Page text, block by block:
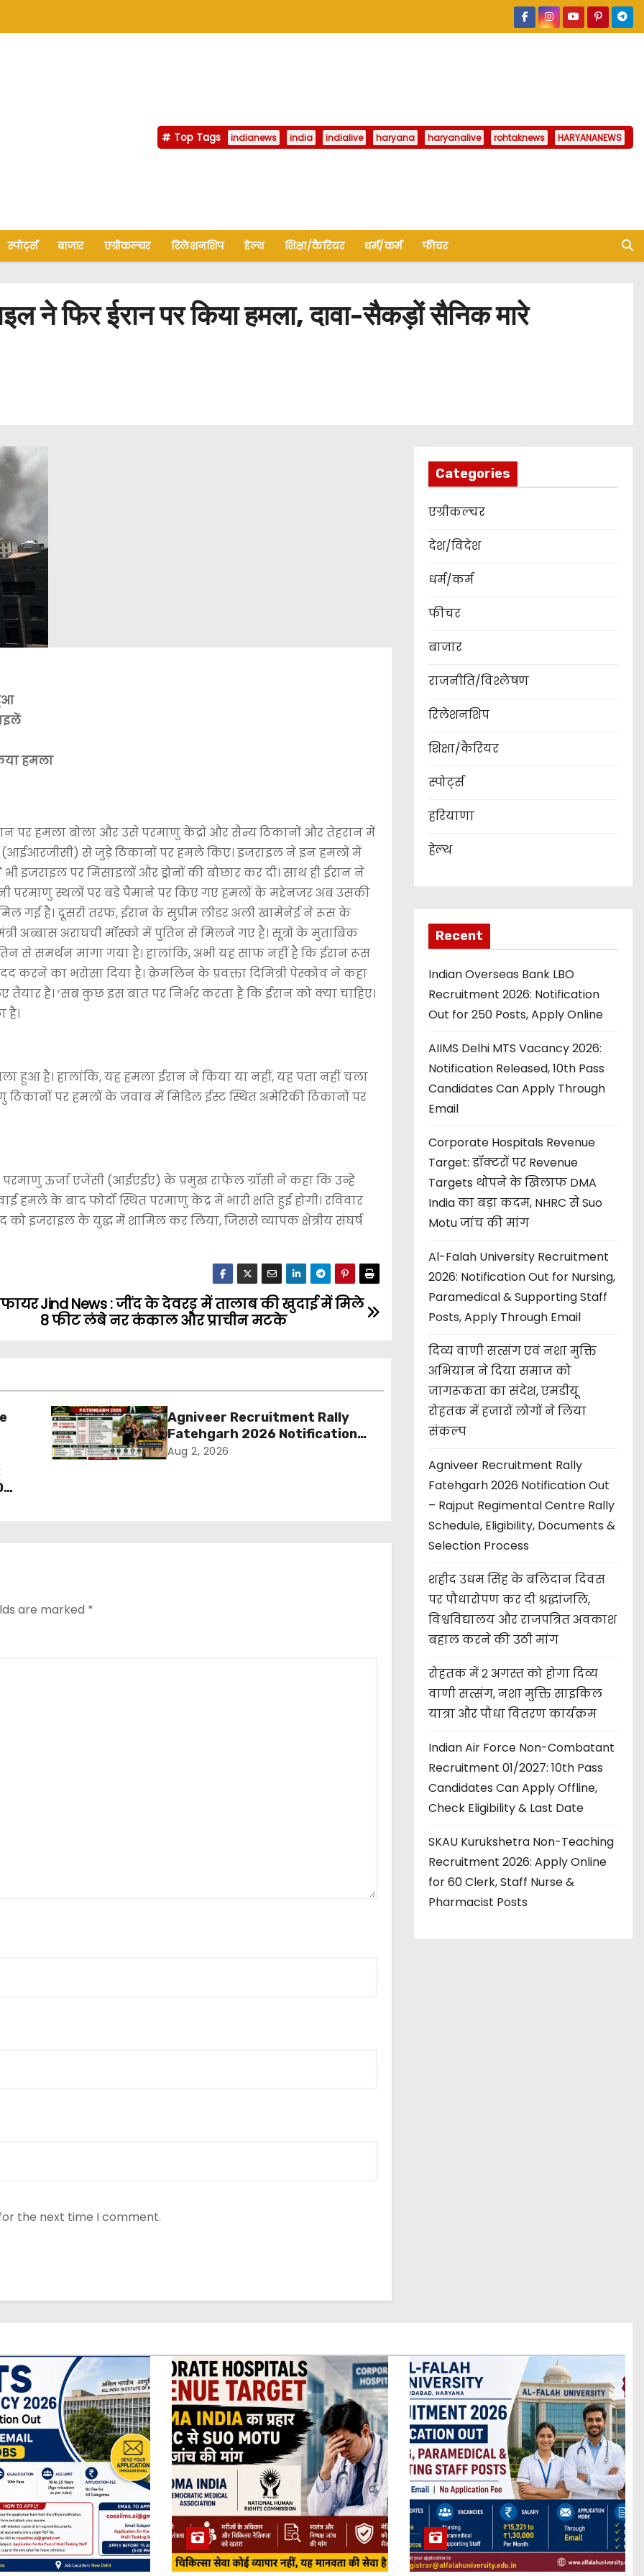
Top Tags indianews india indialive haryana haryanalive rohtaknews HARYANANEWS
स्पोर्ट्स बाजार एग्रीकल्चर रिलेशनशिप हेल्थ शिक्षा/कैरियर धर्म/कर्म फीचर
फिर ईरान पर किया हमला, दावा-सैकड़ों सैनिक मारे
हमला
पर हमला बोला और उसे परमाणु केंद्रों और सैन्य ठिकानों और तेहरान में
(आईआरजीसी) से जुड़े ठिकानों पर हमले किए। इजराइल ने इन हमलों में
इजराइल पर मिसाइलों और ड्रोनों की बौछार कर दी। साथ ही ईरान ने
परमाणु स्थलों पर बड़े पैमाने पर किए गए हमलों के मद्देनजर अब उसकी
गई है। दूसरी तरफ, ईरान के सुप्रीम लीडर अली खामेनेई ने रूस के
अब्बास अराघची मॉस्को में पुतिन से मिलने गए हैं। सूत्रों के मुताबिक
से समर्थन मांगा गया है। हालांकि, अभी यह साफ नहीं है कि ईरान रूस
का भरोसा दिया है। क्रेमलिन के प्रवक्ता दिमित्री पेस्कोव ने कहा
हैं। ‘सब कुछ इस बात पर निर्भर करता है कि ईरान को क्या चाहिए।
है।
हुआ है। हालांकि, यह हमला ईरान ने किया या नहीं, यह पता नहीं चला
ठिकानों पर हमलों के जवाब में मिडिल ईस्ट स्थित अमेरिकी ठिकानों पर
परमाणु ऊर्जा एजेंसी (आईएईए) के प्रमुख राफेल ग्रॉसी ने कहा कि उन्हें
के बाद फोर्दो स्थित परमाणु केंद्र में भारी क्षति हुई होगी। रविवार
इजराइल के युद्ध में शामिल कर लिया, जिससे व्यापक क्षेत्रीय संघर्ष
Jind News : जींद के देवरड़ में तालाब की खुदाई में मिले
8 फीट लंबे नर कंकाल और प्राचीन मटके
का
Agniveer Recruitment Rally
Fatehgarh 2026 Notification
Out – Rajput Regimental Centre
Aug 2, 2026
are marked *
the next time I comment.
Categories
एग्रीकल्चर
देश/विदेश
धर्म/कर्म
फीचर
बाजार
राजनीति/विश्लेषण
रिलेशनशिप
शिक्षा/कैरियर
स्पोर्ट्स
हरियाणा
हेल्थ
Recent
Indian Overseas Bank LBO
Recruitment 2026: Notification
Out for 250 Posts, Apply Online
AIIMS Delhi MTS Vacancy 2026:
Notification Released, 10th Pass
Candidates Can Apply Through
Email
Corporate Hospitals Revenue
Target: डॉक्टरों पर Revenue
Targets थोपने के खिलाफ DMA
India का बड़ा कदम, NHRC से Suo
Motu जांच की मांग
Al-Falah University Recruitment
2026: Notification Out for Nursing,
Paramedical & Supporting Staff
Posts, Apply Through Email
दिव्य वाणी सत्संग एवं नशा मुक्ति
अभियान ने दिया समाज को
जागरूकता का संदेश, एमडीयू
रोहतक में हजारों लोगों ने लिया
संकल्प
Agniveer Recruitment Rally
Fatehgarh 2026 Notification Out
– Rajput Regimental Centre Rally
Schedule, Eligibility, Documents &
Selection Process
शहीद उधम सिंह के बलिदान दिवस
पर पौधारोपण कर दी श्रद्धांजलि,
विश्वविद्यालय और राजपत्रित अवकाश
बहाल करने की उठी मांग
रोहतक में 2 अगस्त को होगा दिव्य
वाणी सत्संग, नशा मुक्ति साइकिल
यात्रा और पौधा वितरण कार्यक्रम
Indian Air Force Non-Combatant
Recruitment 01/2027: 10th Pass
Candidates Can Apply Offline,
Check Eligibility & Last Date
SKAU Kurukshetra Non-Teaching
Recruitment 2026: Apply Online
for 60 Clerk, Staff Nurse &
Pharmacist Posts